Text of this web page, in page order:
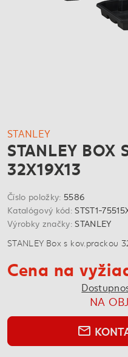
STANLEY
STANLEY BOX
32X19X13
Číslo položky: 5586
Katalógový kód:STST1-
Výrobky značky:STANLEY
STANLEY Box s kov.prackou
Cena na
NA
mail_outline